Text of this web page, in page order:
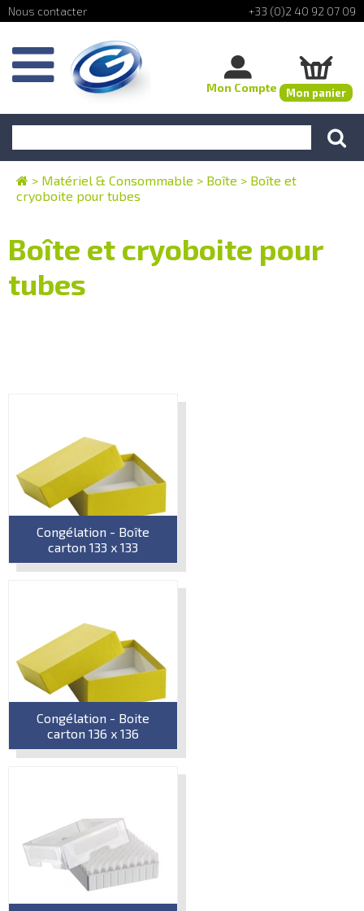
+33 (0)2 40 92 07 09
Mon Compte Mon panier
> Matériel & Consommable > Boîte > Boîte et
cryoboite pour tubes
Boîte et cryoboite pour
tubes
Congélation - Boîte
carton 133 x 133
Congélation - Boite
carton 136 x 136